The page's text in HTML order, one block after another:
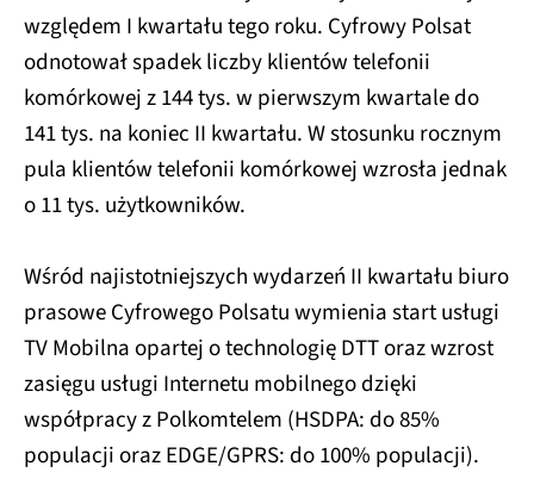
względem I kwartału tego roku. Cyfrowy Polsat
odnotował spadek liczby klientów telefonii
komórkowej z 144 tys. w pierwszym kwartale do
141 tys. na koniec II kwartału. W stosunku rocznym
pula klientów telefonii komórkowej wzrosła jednak
o 11 tys. użytkowników.
Wśród najistotniejszych wydarzeń II kwartału biuro
prasowe Cyfrowego Polsatu wymienia start usługi
TV Mobilna opartej o technologię DTT oraz wzrost
zasięgu usługi Internetu mobilnego dzięki
współpracy z Polkomtelem (HSDPA: do 85%
populacji oraz EDGE/GPRS: do 100% populacji).